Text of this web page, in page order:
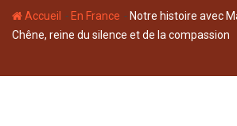
Accueil - En France - Notre histoire avec
Chêne, reine du silence et de la compassion